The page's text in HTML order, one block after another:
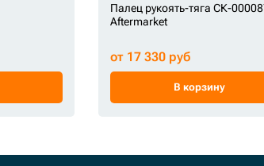
Палец рукоять-тяга СК-
Aftermarket
от 17 330 руб
В корзину